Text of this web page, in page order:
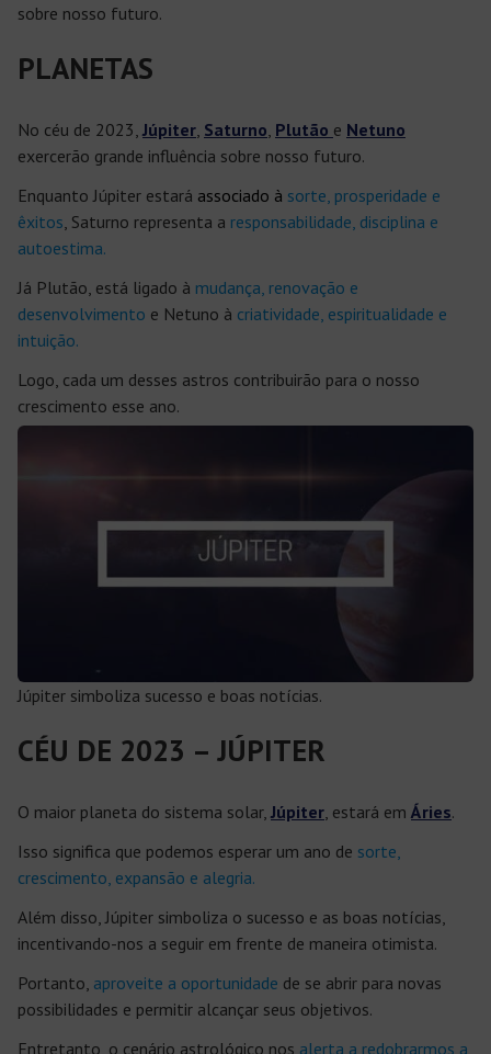
sobre nosso futuro.
PLANETAS
No céu de 2023, Júpiter Saturno Plutão e Netuno
exercerão grande influência sobre nosso futuro.
Enquanto Júpiter estará associado à sorte, prosperidade e
êxitos , Saturno representa a responsabilidade, disciplina e
autoestima.
Já Plutão, está ligado à mudança, renovação e
desenvolvimento e Netuno à criatividade, espiritualidade e
intuição.
Logo, cada um desses astros contribuirão para o nosso
crescimento esse ano.
Júpiter simboliza sucesso e boas notícias.
CÉU DE 2023 – JÚPITER
O maior planeta do sistema solar, Júpiter, estará em Áries.
Isso significa que podemos esperar um ano de sorte,
crescimento, expansão e alegria.
Além disso, Júpiter simboliza o sucesso e as boas notícias,
incentivando-nos a seguir em frente de maneira otimista.
Portanto, aproveite a oportunidade de se abrir para novas
possibilidades e permitir alcançar seus objetivos.
Entretanto, o cenário astrológico nos alerta a redobrarmos a